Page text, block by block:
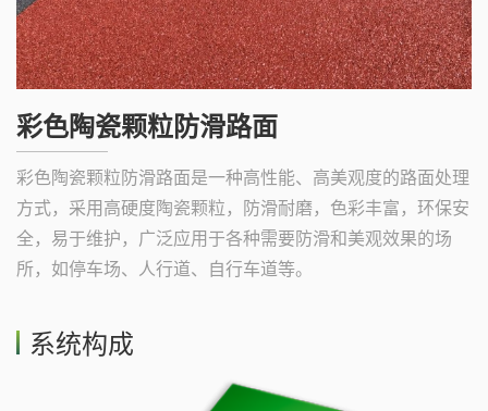
彩色陶瓷颗粒防滑路面
彩色陶瓷颗粒防滑路面是一种高性能、高美观度的路面处理
方式，采用高硬度陶瓷颗粒，防滑耐磨，色彩丰富，环保安
全，易于维护，广泛应用于各种需要防滑和美观效果的场
所，如停车场、人行道、自行车道等。
系统构成